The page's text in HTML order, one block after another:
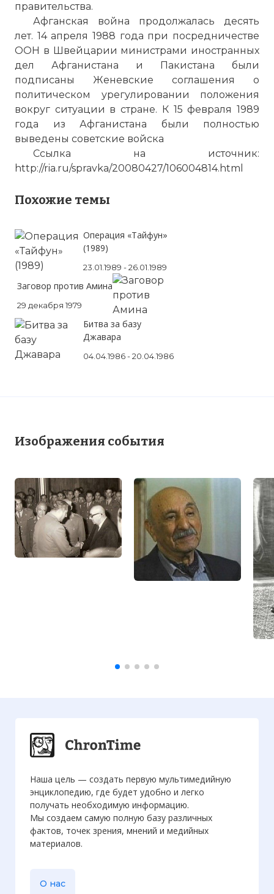
правительства.
Афганская война продолжалась десять
лет. 14 апреля 1988 года при посредничестве
ООН в Швейцарии министрами иностранных
дел Афганистана и Пакистана были
подписаны Женевские соглашения о
политическом урегулировании положения
вокруг ситуации в стране. К 15 февраля 1989
года из Афганистана были полностью
выведены советские войска
Ссылка на источник:
http://ria.ru/spravka/20080427/106004814.html
Похожие темы
Операция «Тайфун»
(1989)
23.01.1989 - 26.01.1989
Заговор против Амина
29 декабря 1979
Битва за базу
Джавара
04.04.1986 - 20.04.1986
Изображения события
Наша цель — создать первую мультимедийную
энциклопедию, где будет удобно и легко
получать необходимую информацию.
Мы создаем самую полную базу различных
фактов, точек зрения, мнений и медийных
материалов.
О нас